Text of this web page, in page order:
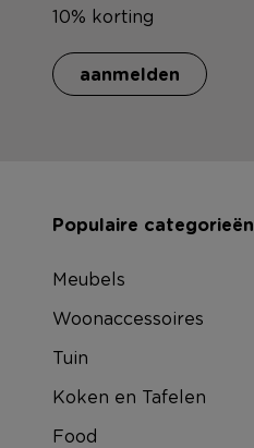
10% korting
aanmelden
Populaire categorieën
Meubels
Woonaccessoires
Tuin
Koken en Tafelen
Food